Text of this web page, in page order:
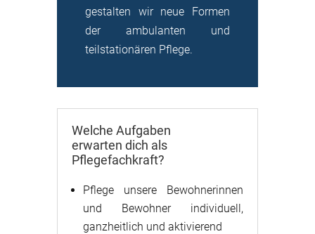
gestalten wir neue Formen
der ambulanten und
teilstationären Pflege.
Welche Aufgaben
erwarten dich als
Pflegefachkraft?
Pflege unsere Bewohnerinnen
und Bewohner individuell,
ganzheitlich und aktivierend